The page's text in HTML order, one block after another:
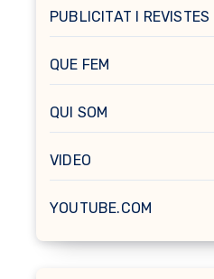
PUBLICITAT I REVISTES
QUE FEM
QUI SOM
VIDEO
YOUTUBE.COM